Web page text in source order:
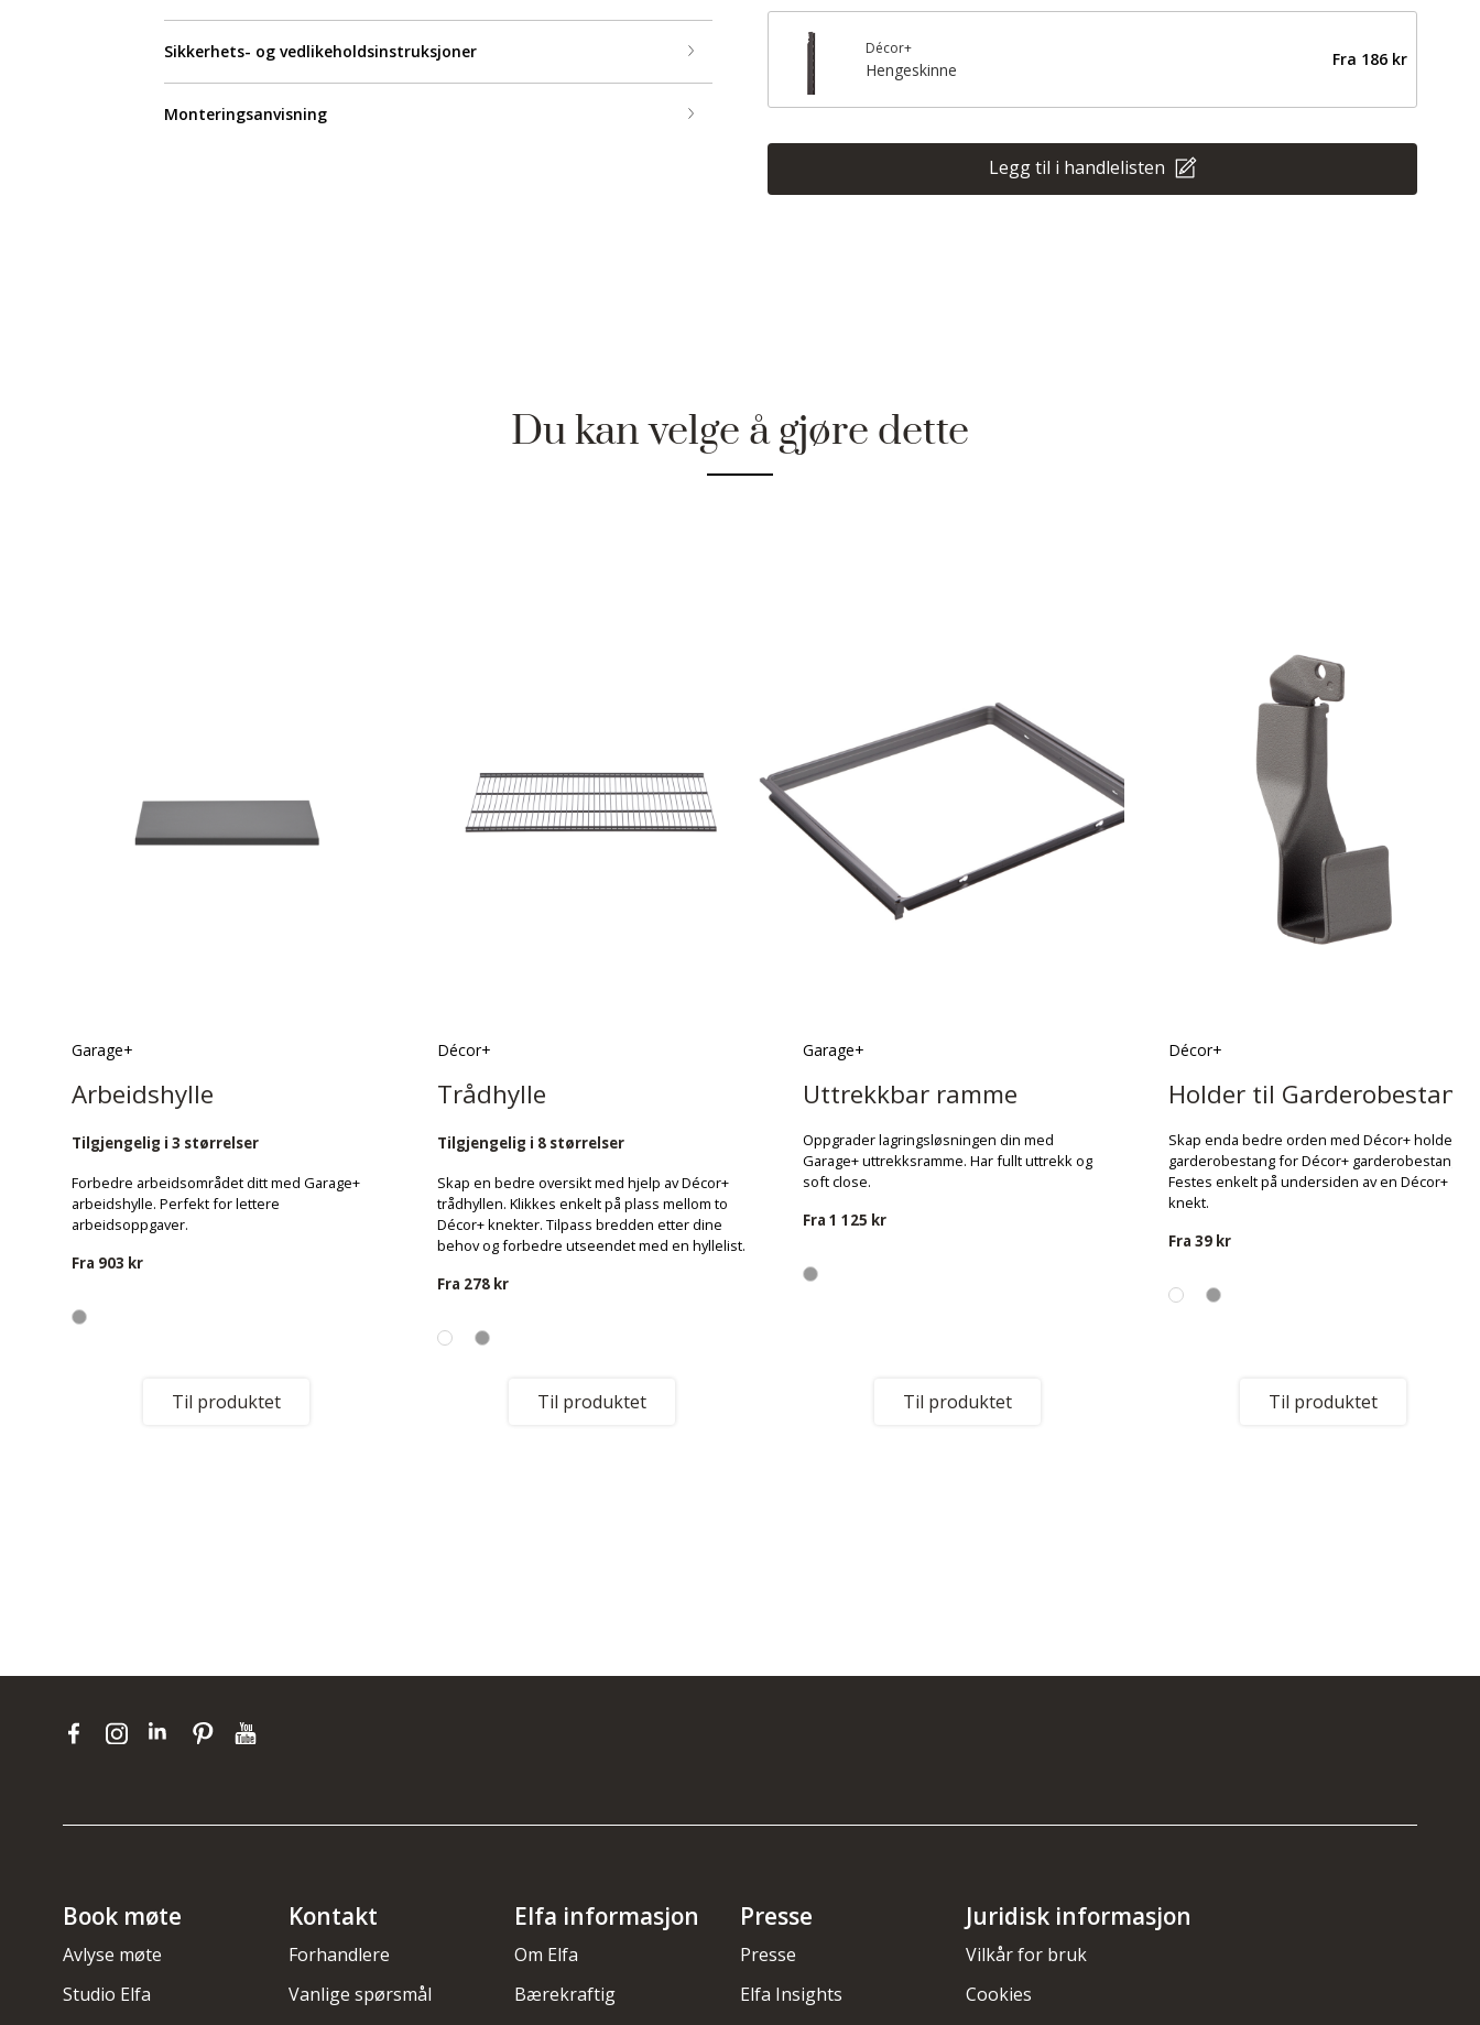
Sikkerhets- og vedlikeholdsinstruksjoner
Monteringsanvisning
Décor+
Hengeskinne
Fra 186 kr
Legg til i handlelisten
Du kan velge å gjøre dette
Garage+
Arbeidshylle
Tilgjengelig i 3 størrelser
Forbedre arbeidsområdet ditt med Garage+
arbeidshylle. Perfekt for lettere
arbeidsoppgaver.
Fra 903 kr
Til produktet
Décor+
Trådhylle
Tilgjengelig i 8 størrelser
Skap en bedre oversikt med hjelp av Décor+
trådhyllen. Klikkes enkelt på plass mellom to
Décor+ knekter. Tilpass bredden etter dine
behov og forbedre utseendet med en hyllelist.
Fra 278 kr
Til produktet
Garage+
Uttrekkbar ramme
Oppgrader lagringsløsningen din med
Garage+ uttrekksramme. Har fullt uttrekk og
soft close.
Fra 1 125 kr
Til produktet
Décor+
Holder til Garderobestang
Skap enda bedre orden med Décor+ holder til
garderobestang for Décor+ garderobestang.
Festes enkelt på undersiden av en Décor+
knekt.
Fra 39 kr
Til produktet
Book møte
Avlyse møte
Studio Elfa
Kontakt
Forhandlere
Vanlige spørsmål
Elfa informasjon
Om Elfa
Bærekraftig
Presse
Presse
Elfa Insights
Juridisk informasjon
Vilkår for bruk
Cookies